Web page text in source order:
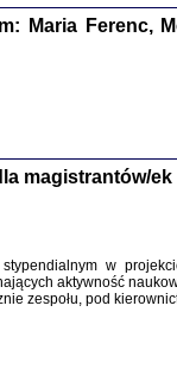
Pisma
Warszawie
Maria Ferenc,
magistrantów/ek
w
aktywność
zespołu, pod